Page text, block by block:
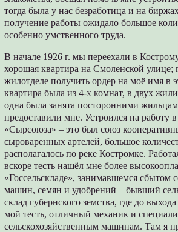
тогда была у нас безработица и на
получение работы ожидало большое
особенно умственного труда.
В начале 1926 г. мы переехали в
хорошая квартира на Смоленской улице;
жилотделе получить ордер на моё имя в
квартира была из 4-х комнат, в двух
одна была занята посторонними
предоставили мне. Устроился на работу
«Сырсоюза» – это был союз
сыроваренных артелей, большое
располагалось по реке Костромке.
вскоре тесть нашёл мне более
«Госсельскладе», занимавшемся сбытом
машин, семян и удобрений – бывший
склад губернского земства, где до
мой тесть, отличный механик и
сельскохозяйственным машинам. Там я